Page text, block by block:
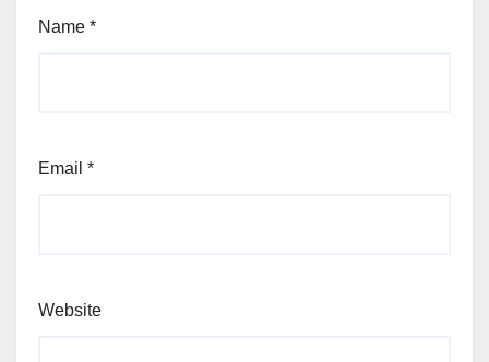
Name *
Email *
Website